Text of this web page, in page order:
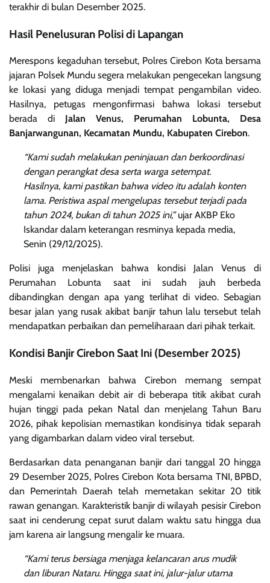
terakhir di bulan Desember 2025.
Hasil Penelusuran Polisi di Lapangan
Merespons kegaduhan tersebut, Polres Cirebon Kota bersama
jajaran Polsek Mundu segera melakukan pengecekan langsung
ke lokasi yang diduga menjadi tempat pengambilan video.
Hasilnya, petugas mengonfirmasi bahwa lokasi tersebut
berada di Jalan Venus, Perumahan Lobunta, Desa
Banjarwangunan, Kecamatan Mundu, Kabupaten Cirebon.
“Kami sudah melakukan peninjauan dan berkoordinasi
dengan perangkat desa serta warga setempat.
Hasilnya, kami pastikan bahwa video itu adalah konten
lama. Peristiwa aspal mengelupas tersebut terjadi pada
tahun 2024, bukan di tahun 2025 ini,”ujar AKBP Eko
Iskandar dalam keterangan resminya kepada media,
Senin (29/12/2025).
Polisi juga menjelaskan bahwa kondisi Jalan Venus di
Perumahan Lobunta saat ini sudah jauh berbeda
dibandingkan dengan apa yang terlihat di video. Sebagian
besar jalan yang rusak akibat banjir tahun lalu tersebut telah
mendapatkan perbaikan dan pemeliharaan dari pihak terkait.
Kondisi Banjir Cirebon Saat Ini (Desember 2025)
Meski membenarkan bahwa Cirebon memang sempat
mengalami kenaikan debit air di beberapa titik akibat curah
hujan tinggi pada pekan Natal dan menjelang Tahun Baru
2026, pihak kepolisian memastikan kondisinya tidak separah
yang digambarkan dalam video viral tersebut.
Berdasarkan data penanganan banjir dari tanggal 20 hingga
29 Desember 2025, Polres Cirebon Kota bersama TNI, BPBD,
dan Pemerintah Daerah telah memetakan sekitar 20 titik
rawan genangan. Karakteristik banjir di wilayah pesisir Cirebon
saat ini cenderung cepat surut dalam waktu satu hingga dua
jam karena air langsung mengalir ke muara.
“Kami terus bersiaga menjaga kelancaran arus mudik
dan liburan Nataru. Hingga saat ini, jalur-jalur utama